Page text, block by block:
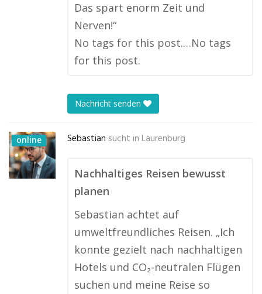
Das spart enorm Zeit und
Nerven!“
No tags for this post.…No tags
for this post.
Nachricht senden
online Sebastian sucht in Laurenburg
Nachhaltiges Reisen bewusst
planen
Sebastian achtet auf
umweltfreundliches Reisen. „Ich
konnte gezielt nach nachhaltigen
Hotels und CO₂-neutralen Flügen
suchen und meine Reise so